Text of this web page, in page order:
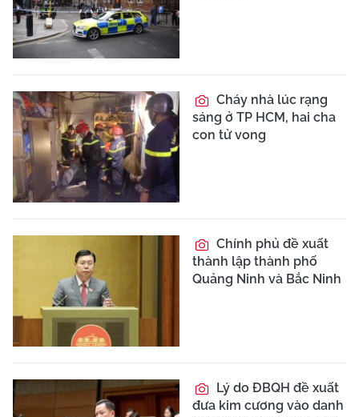
Cháy nhà lúc rạng
sáng ở TP HCM, hai cha
con tử vong
Chính phủ đề xuất
thành lập thành phố
Quảng Ninh và Bắc Ninh
Lý do ĐBQH đề xuất
đưa kim cương vào danh